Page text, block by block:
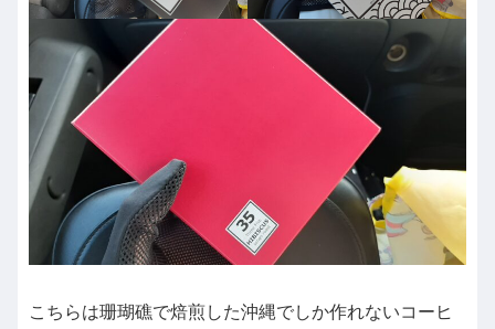
こちらは珊瑚礁で焙煎した沖縄でしか作れないコーヒ